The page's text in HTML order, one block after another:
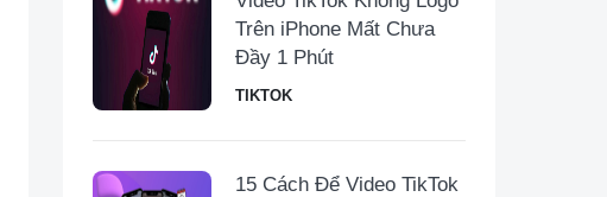
Trên iPhone Mất Chưa
Đầy 1 Phút
TIKTOK
15 Cách Để Video TikTok